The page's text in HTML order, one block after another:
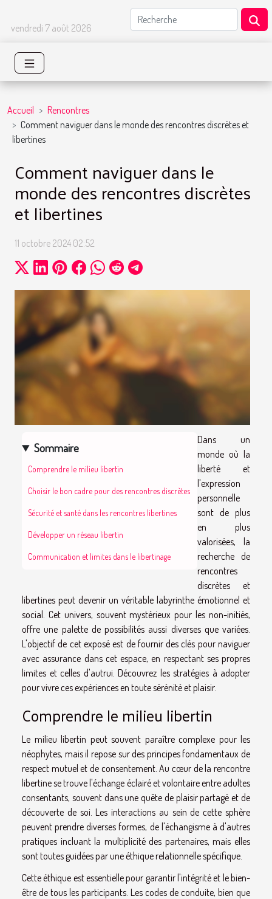
vendredi 7 août 2026
Accueil
Rencontres
Comment naviguer dans le monde des rencontres discrètes et
libertines
Comment naviguer dans le
monde des rencontres discrètes
et libertines
11 octobre 2024 02:52
Sommaire
Comprendre le milieu libertin
Choisir le bon cadre pour des rencontres discrètes
Sécurité et santé dans les rencontres libertines
Développer un réseau libertin
Communication et limites dans le libertinage
Dans un
monde où la
liberté et
l'expression
personnelle
sont de plus
en plus
valorisées, la
recherche de
rencontres
discrètes et
libertines peut devenir un véritable labyrinthe émotionnel et
social. Cet univers, souvent mystérieux pour les non-initiés,
offre une palette de possibilités aussi diverses que variées.
L'objectif de cet exposé est de fournir des clés pour naviguer
avec assurance dans cet espace, en respectant ses propres
limites et celles d'autrui. Découvrez les stratégies à adopter
pour vivre ces expériences en toute sérénité et plaisir.
Comprendre le milieu libertin
Le milieu libertin peut souvent paraître complexe pour les
néophytes, mais il repose sur des principes fondamentaux de
respect mutuel et de consentement. Au cœur de la rencontre
libertine se trouve l'échange éclairé et volontaire entre adultes
consentants, souvent dans une quête de plaisir partagé et de
découverte de soi. Les interactions au sein de cette sphère
peuvent prendre diverses formes, de l'échangisme à d'autres
pratiques incluant la multiplicité des partenaires, mais elles
sont toutes guidées par une éthique relationnelle spécifique.
Cette éthique est essentielle pour garantir l'intégrité et le bien-
être de tous les participants. Les codes de conduite, bien que